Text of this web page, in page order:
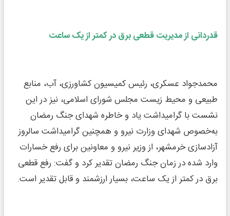
قدردانی از مدیریت قطعی برق در کمتر از یک ساعت
محمدجواد عسکری، رئیس کمیسیون کشاورزی، آب، منابع
طبیعی و محیط زیست مجلس شورای اسلامی، نیز در این
نشست با گرامیداشت یاد و خاطره شهدای جنگ رمضان
به‌خصوص شهدای وزارت نیرو و همچنین گرامیداشت سالروز
آزادسازی خرمشهر، از وزیر نیرو و معاونین برای رفع خسارات
وارد شده در زمان جنگ رمضان تقدیر کرد و گفت: رفع قطعی
برق در کمتر از یک ساعت، بسیار ارزشمند و قابل تقدیر است.